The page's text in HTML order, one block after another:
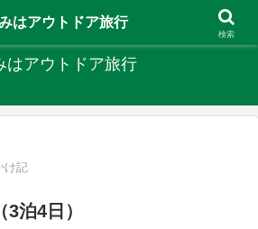
り、旅行など外遊びを楽しんでます
はアウトドア旅行
け記
泊4日）
はアウトドア旅行
検索